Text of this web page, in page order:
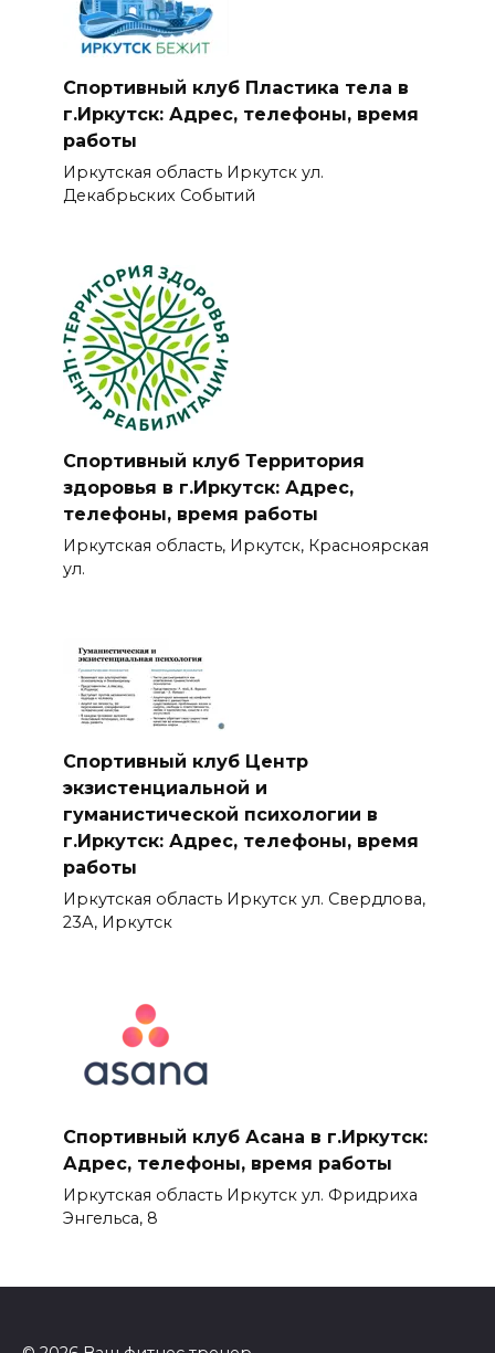
Спортивный клуб Пластика тела в
г.Иркутск: Адрес, телефоны, время
работы
Иркутская область Иркутск ул.
Декабрьских Событий
Спортивный клуб Территория
здоровья в г.Иркутск: Адрес,
телефоны, время работы
Иркутская область, Иркутск, Красноярская
ул.
Спортивный клуб Центр
экзистенциальной и
гуманистической психологии в
г.Иркутск: Адрес, телефоны, время
работы
Иркутская область Иркутск ул. Свердлова,
23А, Иркутск
Спортивный клуб Асана в г.Иркутск:
Адрес, телефоны, время работы
Иркутская область Иркутск ул. Фридриха
Энгельса, 8